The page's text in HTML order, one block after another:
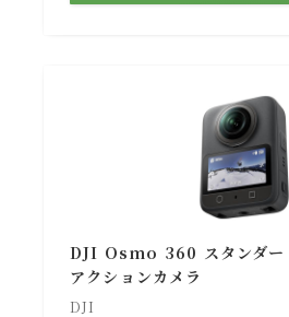
DJI Osmo 360 スタンダー
アクションカメラ
DJI